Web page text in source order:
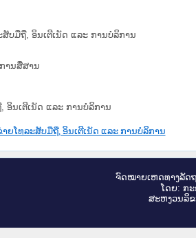
ບມືຖື, ອິນເຕີເນັດ ແລະ ການບໍລິການ
ານສື່ສານ
ອິນເຕີເນັດ ແລະ ການບໍລິການ
ຍໂທລະສັບມືຖື, ອິນເຕີເນັດ ແລະ ການບໍລິການ
ຈົດ​ໝາຍ​ເຫດ​ທາງ​ລັດ​
ໂດຍ: ກ
ສະ​ຫງວນ​ລິ​